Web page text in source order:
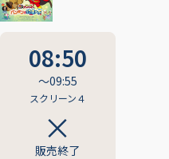
08:50
〜09:55
スクリーン４
販売終了